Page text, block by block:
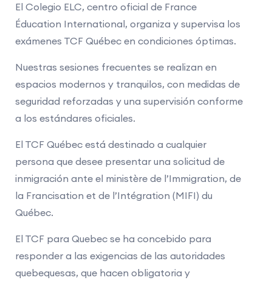
El Colegio ELC, centro oficial de France
Éducation International, organiza y supervisa los
exámenes TCF Québec en condiciones óptimas.
Nuestras sesiones frecuentes se realizan en
espacios modernos y tranquilos, con medidas de
seguridad reforzadas y una supervisión conforme
a los estándares oficiales.
El TCF Québec está destinado a cualquier
persona que desee presentar una solicitud de
inmigración ante el ministère de l’Immigration, de
la Francisation et de l’Intégration (MIFI) du
Québec.
El TCF para Quebec se ha concebido para
responder a las exigencias de las autoridades
quebequesas, que hacen obligatoria y